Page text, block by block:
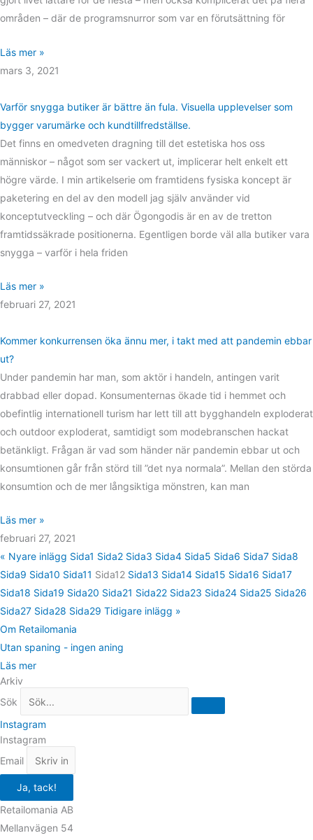
områden – där de programsnurror som var en förutsättning för
Läs mer »
mars 3, 2021
Varför snygga butiker är bättre än fula. Visuella upplevelser som
bygger varumärke och kundtillfredställse.
Det finns en omedveten dragning till det estetiska hos oss
människor – något som ser vackert ut, implicerar helt enkelt ett
högre värde. I min artikelserie om framtidens fysiska koncept är
paketering en del av den modell jag själv använder vid
konceptutveckling – och där Ögongodis är en av de tretton
framtidssäkrade positionerna. Egentligen borde väl alla butiker vara
snygga – varför i hela friden
Läs mer »
februari 27, 2021
Kommer konkurrensen öka ännu mer, i takt med att pandemin ebbar
ut?
Under pandemin har man, som aktör i handeln, antingen varit
drabbad eller dopad. Konsumenternas ökade tid i hemmet och
obefintlig internationell turism har lett till att bygghandeln exploderat
och outdoor exploderat, samtidigt som modebranschen hackat
betänkligt. Frågan är vad som händer när pandemin ebbar ut och
konsumtionen går från störd till ”det nya normala”. Mellan den störda
konsumtion och de mer långsiktiga mönstren, kan man
Läs mer »
februari 27, 2021
« Nyare inlägg Sida1 Sida2 Sida3 Sida4 Sida5 Sida6 Sida7 Sida8
Sida9 Sida10 Sida11 Sida12 Sida13 Sida14 Sida15 Sida16 Sida17
Sida18 Sida19 Sida20 Sida21 Sida22 Sida23 Sida24 Sida25 Sida26
Sida27 Sida28 Sida29 Tidigare inlägg »
Om Retailomania
Utan spaning - ingen aning
Läs mer
Arkiv
Sök
Instagram
Instagram
Email
Ja, tack!
Retailomania AB
Mellanvägen 54